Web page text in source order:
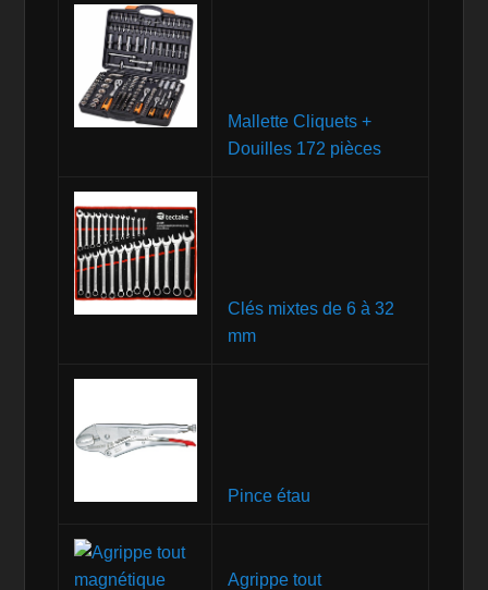
Mallette Cliquets +
Douilles 172 pièces
Clés mixtes de 6 à 32
mm
Pince étau
Agrippe tout